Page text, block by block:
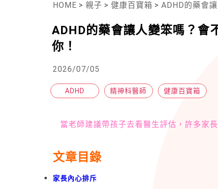
HOME > 親子 > 健康百寶箱 > ADHD的藥會
ADHD的藥會讓人變笨嗎？會
你！
2026/07/05
ADHD 精神科醫師 健康百寶箱
當老師建議帶孩子去看醫生評估，許多家
文章目錄
家長內心排斥